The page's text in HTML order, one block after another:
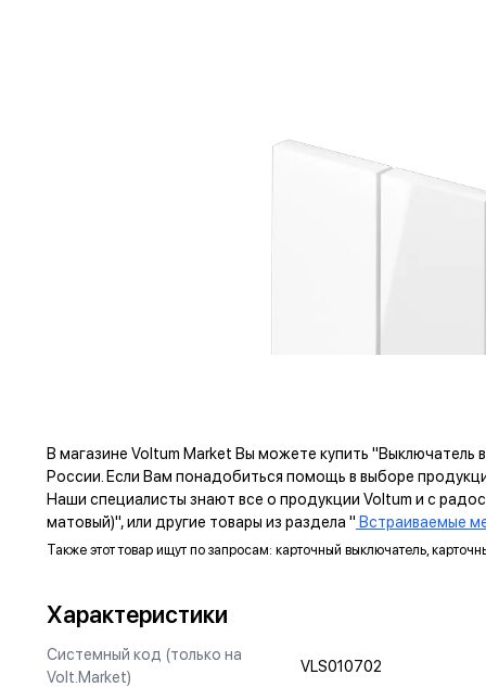
ЗАЗЕМЛЯЮЩИЙ КОНТАКТ
В магазине Voltum Market Вы можете купить
России. Если Вам понадобиться помощь в выборе
Наши специалисты знают все о продукции Voltum и с
матовый)", или другие товары из раздела " Встраиваемые
Также этот товар ищут по запросам: карточный выключатель,
Характеристики
Системный код (только на
Volt.Market)
VLS010702